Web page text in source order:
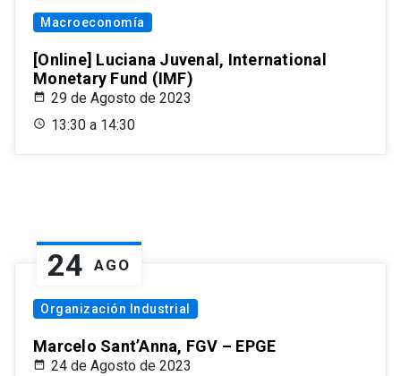
Macroeconomía
[Online] Luciana Juvenal, International
Monetary Fund (IMF)
29 de Agosto de 2023
13:30 a 14:30
24 AGO
Organización Industrial
Marcelo Sant’Anna, FGV – EPGE
24 de Agosto de 2023